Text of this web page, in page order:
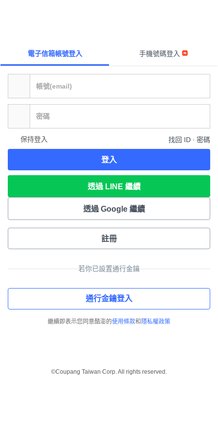
電子信箱帳號登入 手機號碼登入
保持登入 找回 ID ∙ 密碼
登入
透過 LINE 繼續
透過 Google 繼續
註冊
若你已設置通行金鑰
通行金鑰登入
繼續即表示您同意酷澎的使用條款和 隱私權政策
©Coupang Taiwan Corp. All rights reserved.